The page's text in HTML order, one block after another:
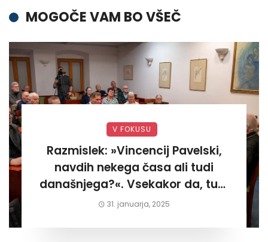
MOGOČE VAM BO VŠEČ
V FOKUSU
Razmislek: »Vincencij Pavelski,
navdih nekega časa ali tudi
današnjega?«. Vsekakor da, tudi
današnjega«
31. januarja, 2025